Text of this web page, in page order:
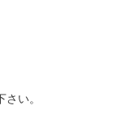
い。